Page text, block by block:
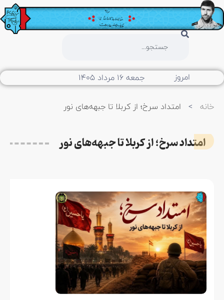
امروز جمعه ۱۶ مرداد ۱۴۰۵
خانه > امتداد سرخ؛ از کربلا تا جبهه‌های نور
امتداد سرخ؛ از کربلا تا جبهه‌های نور